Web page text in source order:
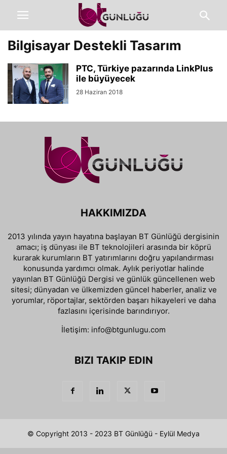
Bilgisayar Destekli Tasarım
PTC, Türkiye pazarında LinkPlus
ile büyüyecek
28 Haziran 2018
HAKKIMIZDA
2013 yılında yayın hayatına başlayan BT Günlüğü dergisinin
amacı; iş dünyası ile BT teknolojileri arasında bir köprü
kurarak kurumların BT yatırımlarını doğru yapılandırması
konusunda yardımcı olmak. Aylık periyotlar halinde
yayınlan BT Günlüğü Dergisi ve günlük güncellenen web
sitesi; dünyadan ve ülkemizden güncel haberler, analiz ve
yorumlar, röportajlar, sektörden başarı hikayeleri ve daha
fazlasını içerisinde barındırıyor.
İletişim: info@btgunlugu.com
BIZI TAKIP EDIN
© Copyright 2013 - 2023 BT Günlüğü - Eylül Medya